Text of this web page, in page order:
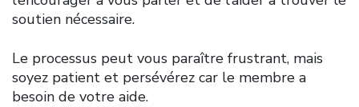
soutien nécessaire.
Le processus peut vous paraître frustrant, mais
soyez patient et persévérez car le membre a
besoin de votre aide.